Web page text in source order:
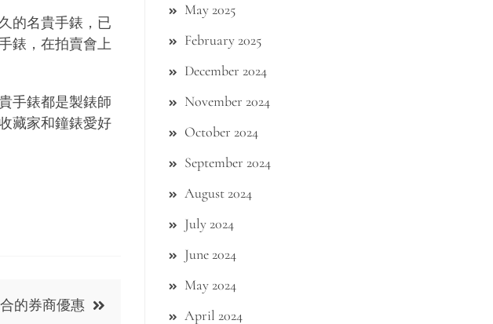
的名貴手錶，已
錶，在拍賣會上
手錶都是製錶師
藏家和鐘錶愛好
的券商優惠
May 2025
February 2025
December 2024
November 2024
October 2024
September 2024
August 2024
July 2024
June 2024
May 2024
April 2024